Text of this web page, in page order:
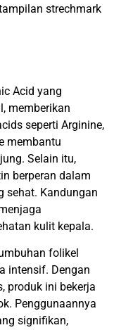
strechmark
Acid yang
memberikan
seperti Arginine,
membantu
Selain itu,
berperan dalam
sehat. Kandungan
kulit kepala.
folikel
intensif. Dengan
produk ini bekerja
Penggunaannya
signifikan,